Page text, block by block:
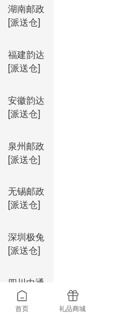
湖南邮政
[派送仓]
福建韵达
[派送仓]
安徽韵达
[派送仓]
泉州邮政
[派送仓]
无锡邮政
[派送仓]
深圳极兔
[派送仓]
四川中通
[派送仓]
首页 礼品商城